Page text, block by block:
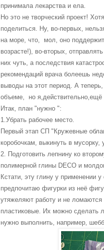
принимала лекарства и ела.
Но это не творческий проект!
поделиться. Ну, во-первых,
на море, что, мол, оно
возрасте!), во-вторых,
них чуть, а последствия
рекомендаций врача болеешь
выводы на этот период. А
объеме, но я,действительно,ещё
Итак, план "нужно ":
1.Убрать рабочее место.
Первый этап СП "Кружевные
коробочкам, выкинуть в мусорку,
2. Подготовить лепнину ко
полимерной глины DECO и
Кстати, эту глину у применении
предпочитаю фигурки из неё
утяжеляют работу и не ломаются
пластиковые. Их можно сделать
нужно выполнить, например,